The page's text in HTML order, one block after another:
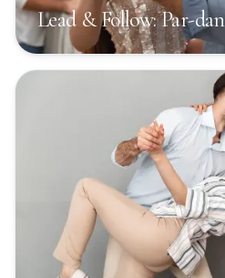
Lead & Follow: Par-